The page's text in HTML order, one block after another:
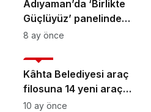
Adıyaman’da ‘Birlikte
Güçlüyüz’ panelinde
uzmanlar konuştu:
kadınları hedef alıyor’ –
Videolu Haber
8 ay önce
Kâhta Belediyesi araç
filosuna 14 yeni araç
daha katıldı
10 ay önce